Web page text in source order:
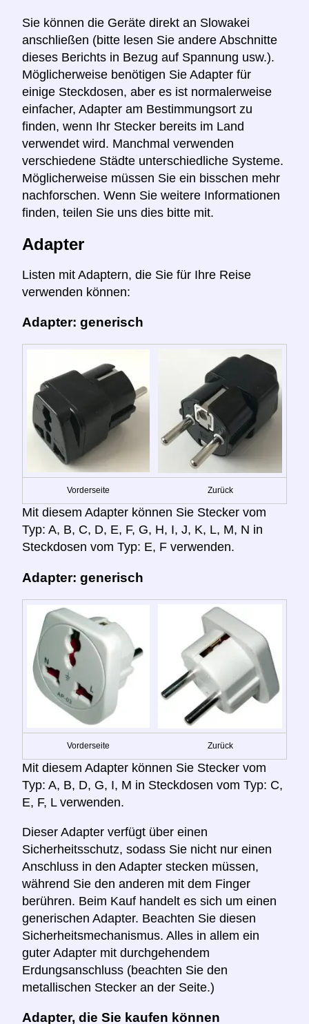
Sie können die Geräte direkt an Slowakei
anschließen (bitte lesen Sie andere Abschnitte
dieses Berichts in Bezug auf Spannung usw.).
Möglicherweise benötigen Sie Adapter für
einige Steckdosen, aber es ist normalerweise
einfacher, Adapter am Bestimmungsort zu
finden, wenn Ihr Stecker bereits im Land
verwendet wird. Manchmal verwenden
verschiedene Städte unterschiedliche Systeme.
Möglicherweise müssen Sie ein bisschen mehr
nachforschen. Wenn Sie weitere Informationen
finden, teilen Sie uns dies bitte mit.
Adapter
Listen mit Adaptern, die Sie für Ihre Reise
verwenden können:
Adapter: generisch
Vorderseite Zurück
Mit diesem Adapter können Sie Stecker vom
Typ: A, B, C, D, E, F, G, H, I, J, K, L, M, N in
Steckdosen vom Typ: E, F verwenden.
Adapter: generisch
Vorderseite Zurück
Mit diesem Adapter können Sie Stecker vom
Typ: A, B, D, G, I, M in Steckdosen vom Typ: C,
E, F, L verwenden.
Dieser Adapter verfügt über einen
Sicherheitsschutz, sodass Sie nicht nur einen
Anschluss in den Adapter stecken müssen,
während Sie den anderen mit dem Finger
berühren. Beim Kauf handelt es sich um einen
generischen Adapter. Beachten Sie diesen
Sicherheitsmechanismus. Alles in allem ein
guter Adapter mit durchgehendem
Erdungsanschluss (beachten Sie den
metallischen Stecker an der Seite.)
Adapter, die Sie kaufen können